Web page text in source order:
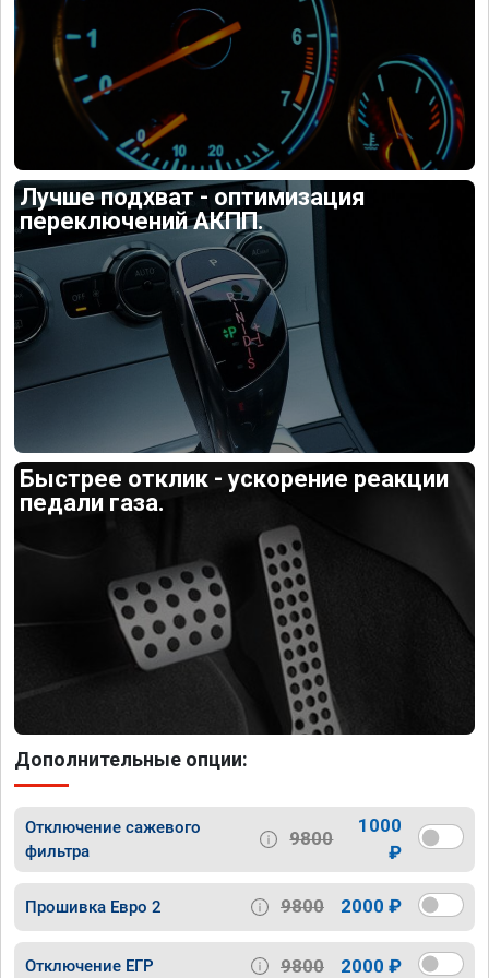
Лучше подхват - оптимизация
переключений АКПП.
Быстрее отклик - ускорение реакции
педали газа.
Дополнительные опции:
Отключение сажевого
фильтра
9800
1000
₽
Прошивка Евро 2 9800 2000 ₽
Отключение ЕГР 9800 2000 ₽